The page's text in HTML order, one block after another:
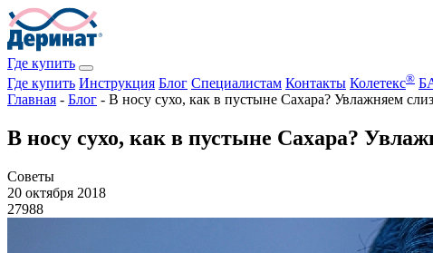
Где купить
Где купить Инструкция Блог Специалистам Контакты Колетекс®
Главная - Блог - В носу сухо, как в пустыне Сахара? Увлажняем
В носу сухо, как в пустыне Сахара?
Советы
20 октября 2018
27988